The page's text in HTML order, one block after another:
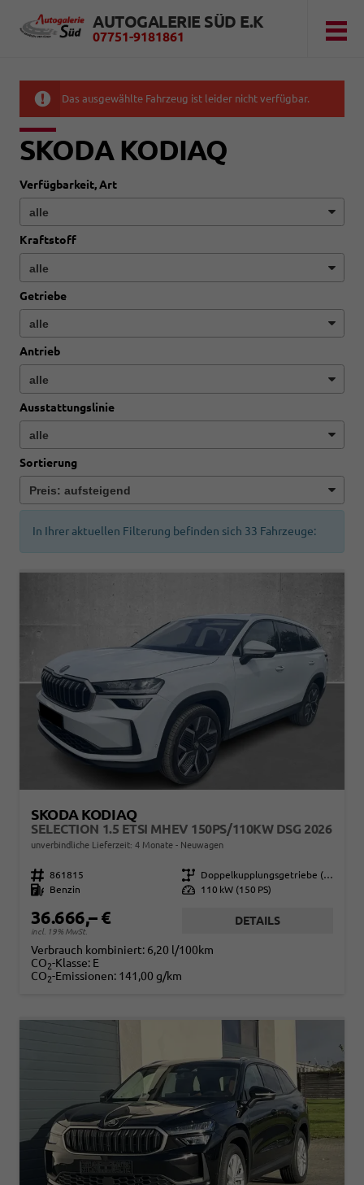
AUTOGALERIE SÜD E.K
07751-9181861
Das ausgewählte Fahrzeug ist leider nicht verfügbar.
SKODA KODIAQ
Verfügbarkeit, Art
Kraftstoff
Getriebe
Antrieb
Ausstattungslinie
Sortierung
In Ihrer aktuellen Filterung befinden sich 33 Fahrzeuge:
SKODA KODIAQ
SELECTION 1.5 ETSI MHEV 150PS/110KW DSG 2026
unverbindliche Lieferzeit: 4 Monate Neuwagen
Fahrzeugnr. 861815 Getriebe
Doppelkupplungsgetriebe (DSG)
Kraftstoff
Benzin Leistung 110 kW (150 PS)
36.666,– €
incl. 19% MwSt.
DETAILS
Verbrauch kombiniert: 6,20 l/100km
CO2-Klasse: E
CO2-Emissionen: 141,00 g/km